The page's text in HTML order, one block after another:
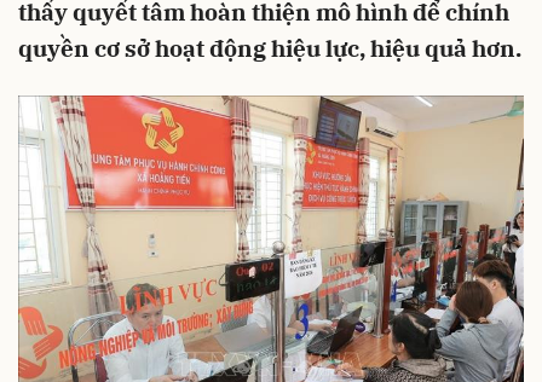
thấy quyết tâm hoàn thiện mô hình để chính
quyền cơ sở hoạt động hiệu lực, hiệu quả hơn.